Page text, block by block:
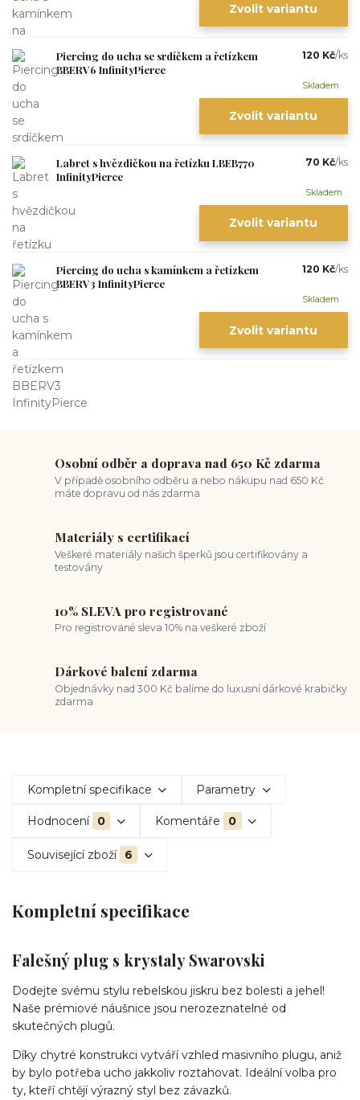
Zvolit variantu
Piercing do ucha se srdíčkem a řetízkem
BBERV6 InfinityPierce
120 Kč/ks
Skladem
Zvolit variantu
Labret s hvězdičkou na řetízku LBEB770
InfinityPierce
70 Kč/ks
Skladem
Zvolit variantu
Piercing do ucha s kamínkem a řetízkem
BBERV3 InfinityPierce
120 Kč/ks
Skladem
Zvolit variantu
Osobní odběr a doprava nad 650 Kč zdarma
V případě osobního odběru a nebo nákupu nad 650 Kč
máte dopravu od nás zdarma
Materiály s certifikací
Veškeré materiály našich šperků jsou certifikovány a
testovány
10% SLEVA pro registrované
Pro registrované sleva 10% na veškeré zboží
Dárkové balení zdarma
Objednávky nad 300 Kč balíme do luxusní dárkové krabičky
zdarma
Kompletní specifikace Parametry
Hodnocení 0 Komentáře 0
Související zboží 6
Kompletní specifikace
Falešný plug s krystaly Swarovski
Dodejte svému stylu rebelskou jiskru bez bolesti a jehel!
Naše prémiové náušnice jsou nerozeznatelné od
skutečných plugů.
Díky chytré konstrukci vytváří vzhled masivního plugu, aniž
by bylo potřeba ucho jakkoliv roztahovat. Ideální volba pro
ty, kteří chtějí výrazný styl bez závazků.